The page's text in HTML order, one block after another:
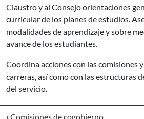
Claustro y al Consejo orientaciones
curricular de los planes de estudios.
modalidades de aprendizaje y sobre
avance de los estudiantes.
Coordina acciones con las comisiones
carreras, así como con las estructuras
del servicio.
‹Comisiones de cogobierno